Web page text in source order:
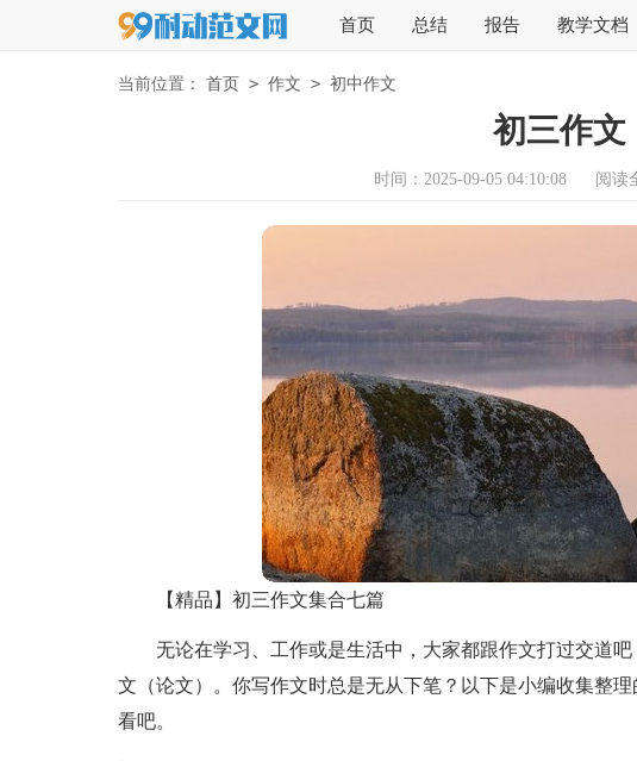
首页 总结 报告 教学文档
当前位置： 首页 > 作文 > 初中作文
初三作文
时间：2025-09-05 04:10:08 阅读
【精品】初三作文集合七篇
无论在学习、工作或是生活中，大家都跟作文打过交道
文（论文）。你写作文时总是无从下笔？以下是小编收集整
看吧。